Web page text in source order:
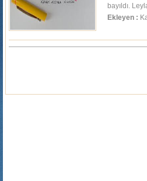
bayıldı.
Ekleyen :